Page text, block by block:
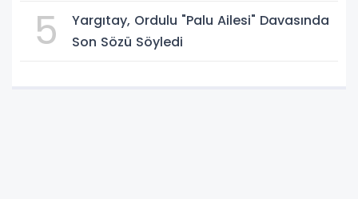
5
Yargıtay, Ordulu "Palu Ailesi" Davasında
Son Sözü Söyledi